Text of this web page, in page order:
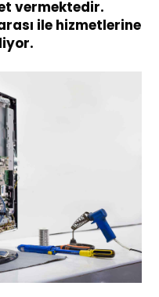
vermektedir.
ile hizmetlerine